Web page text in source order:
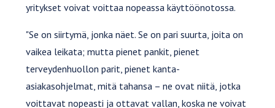
yritykset voivat voittaa nopeassa käyttöönotossa.
"Se on siirtymä, jonka näet. Se on pari suurta, joita on
vaikea leikata; mutta pienet pankit, pienet
terveydenhuollon parit, pienet kanta-
asiakasohjelmat, mitä tahansa – ne ovat niitä, jotka
voittavat nopeasti ja ottavat vallan, koska ne voivat